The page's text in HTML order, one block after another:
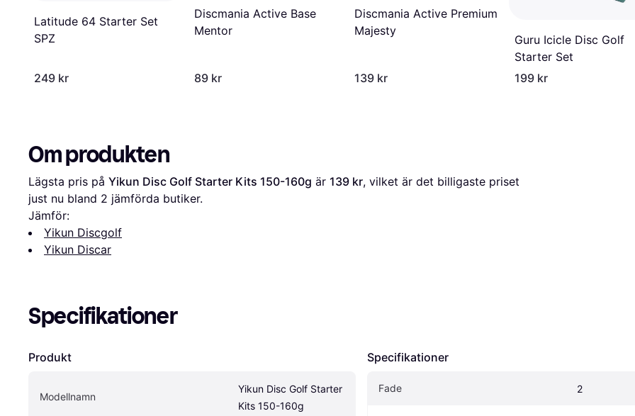
Latitude 64 Starter Set
SPZ
249 kr
Discmania Active Base
Mentor
89 kr
Discmania Active Premium
Majesty
139 kr
Guru Icicle Disc Golf
Starter Set
199 kr
Om produkten
Lägsta pris på Yikun Disc Golf Starter Kits 150-160g är 139 kr, vilket är det billigaste priset
just nu bland 2 jämförda butiker.
Jämför:
Yikun Discgolf
Yikun Discar
Specifikationer
Produkt
Modellnamn
Yikun Disc Golf Starter
Kits 150-160g
Specifikationer
Fade 2